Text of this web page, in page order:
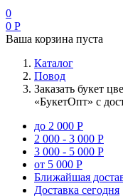
0
0 Р
Ваша корзина пуста
Каталог
Повод
Заказать букет
«БукетОпт» с
до 2 000 Р
2 000 - 3 000 Р
3 000 - 5 000 Р
от 5 000 Р
Ближайшая
Доставка сегодня